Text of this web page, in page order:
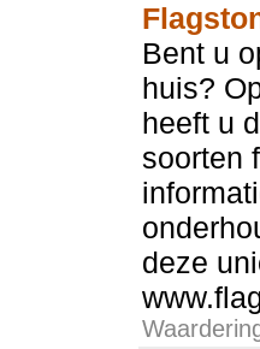
Bent u
huis?
heeft u
soorten
deze